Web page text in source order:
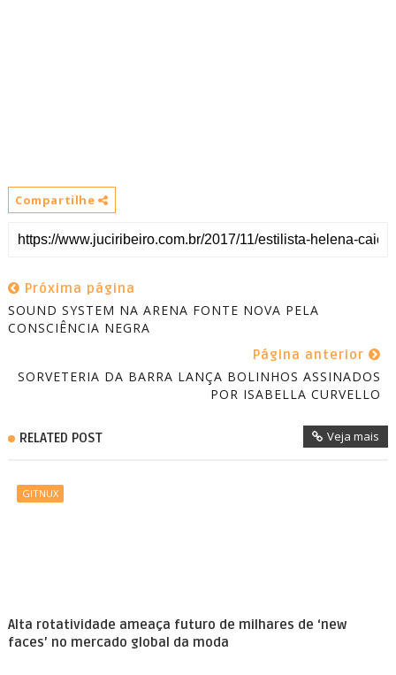
Compartilhe
Próxima página
SOUND SYSTEM NA ARENA FONTE NOVA PELA
CONSCIÊNCIA NEGRA
Página anterior
SORVETERIA DA BARRA LANÇA BOLINHOS ASSINADOS
POR ISABELLA CURVELLO
RELATED POST Veja mais
GITNUX
Alta rotatividade ameaça futuro de milhares de ‘new
faces’ no mercado global da moda